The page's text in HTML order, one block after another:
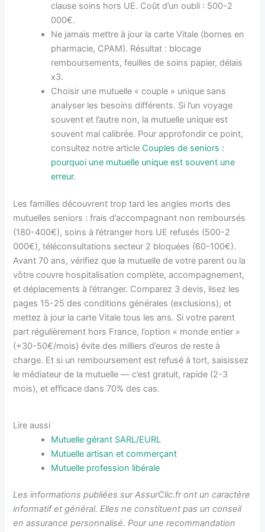
clause soins hors UE. Coût d’un oubli : 500-2
000€.
Ne jamais mettre à jour la carte Vitale (bornes en
pharmacie, CPAM). Résultat : blocage
remboursements, feuilles de soins papier, délais
x3.
Choisir une mutuelle « couple » unique sans
analyser les besoins différents. Si l’un voyage
souvent et l’autre non, la mutuelle unique est
souvent mal calibrée. Pour approfondir ce point,
consultez notre article Couples de seniors :
pourquoi une mutuelle unique est souvent une
erreur.
Les familles découvrent trop tard les angles morts des
mutuelles seniors : frais d’accompagnant non remboursés
(180-400€), soins à l’étranger hors UE refusés (500-2
000€), téléconsultations secteur 2 bloquées (60-100€).
Avant 70 ans, vérifiez que la mutuelle de votre parent ou la
vôtre couvre hospitalisation complète, accompagnement,
et déplacements à l’étranger. Comparez 3 devis, lisez les
pages 15-25 des conditions générales (exclusions), et
mettez à jour la carte Vitale tous les ans. Si votre parent
part régulièrement hors France, l’option « monde entier »
(+30-50€/mois) évite des milliers d’euros de reste à
charge. Et si un remboursement est refusé à tort, saisissez
le médiateur de la mutuelle — c’est gratuit, rapide (2-3
mois), et efficace dans 70% des cas.
Lire aussi
Mutuelle gérant SARL/EURL
Mutuelle artisan et commerçant
Mutuelle profession libérale
Les informations publiées sur AssurClic.fr ont un caractère
informatif et général. Elles ne constituent pas un conseil
en assurance personnalisé. Pour une recommandation